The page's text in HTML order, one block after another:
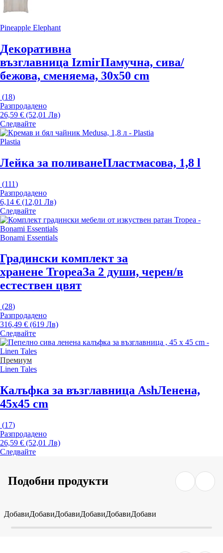
Pineapple Elephant
Декоративна
възглавница IzmirПамучна, сива/
бежова, сменяема, 30x50 cm
(18)
Разпродадено
26,59 € (52,01 Лв)
Следвайте
Plastia
Лейка за поливанеПластмасова, 1,8 l
(111)
Разпродадено
6,14 € (12,01 Лв)
Следвайте
Bonami Essentials
Градински комплект за
хранене TropeaЗа 2 души, черен/в
естествен цвят
(28)
Разпродадено
316,49 € (619 Лв)
Следвайте
Премиум
Linen Tales
Калъфка за възглавница AshЛенена,
45x45 cm
(17)
Разпродадено
26,59 € (52,01 Лв)
Следвайте
Подобни продукти
ДобавиДобавиДобавиДобавиДобавиДобави